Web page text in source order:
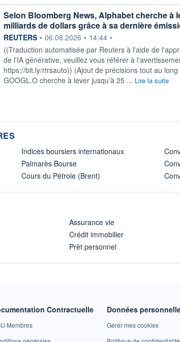
Selon Bloomberg News, Alphabet cherche à
milliards de dollars grâce à sa dernière
information fournie par
REUTERS • 06.08.2026 • 14:44 •
((Traduction automatisée par Reuters à l'aide de
de l'IA générative, veuillez vous référer à
https://bit.ly/rtrsauto)) (Ajout de précisions tout au
GOOGL.O cherche à lever jusqu’à 25 ... Lire la suite
Indices boursiers internationaux
Palmarès Bourse
Cours du Pétrole (Brent)
Assurance vie
Crédit immobilier
Prêt personnel
Contractuelle
Membres
Données
Gérer mes cookies